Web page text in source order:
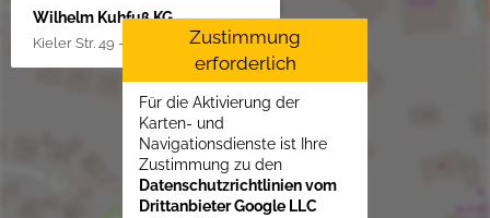
Wilhelm Kuhfuß KG
Kieler Str. 49 - 51, 25451 Quickborn
Zustimmung
erforderlich
Für die Aktivierung der
Karten- und
Navigationsdienste ist Ihre
Zustimmung zu den
Datenschutzrichtlinien vom
Drittanbieter Google LLC